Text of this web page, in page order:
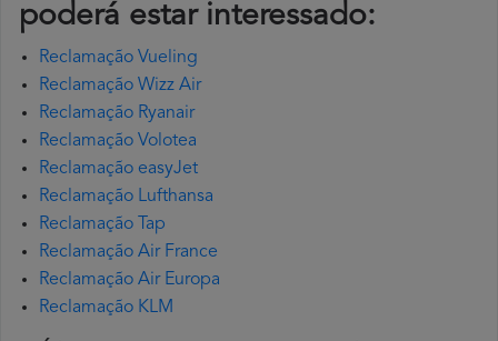
poderá estar interessado:
Reclamação Vueling
Reclamação Wizz Air
Reclamação Ryanair
Reclamação Volotea
Reclamação easyJet
Reclamação Lufthansa
Reclamação Tap
Reclamação Air France
Reclamação Air Europa
Reclamação KLM